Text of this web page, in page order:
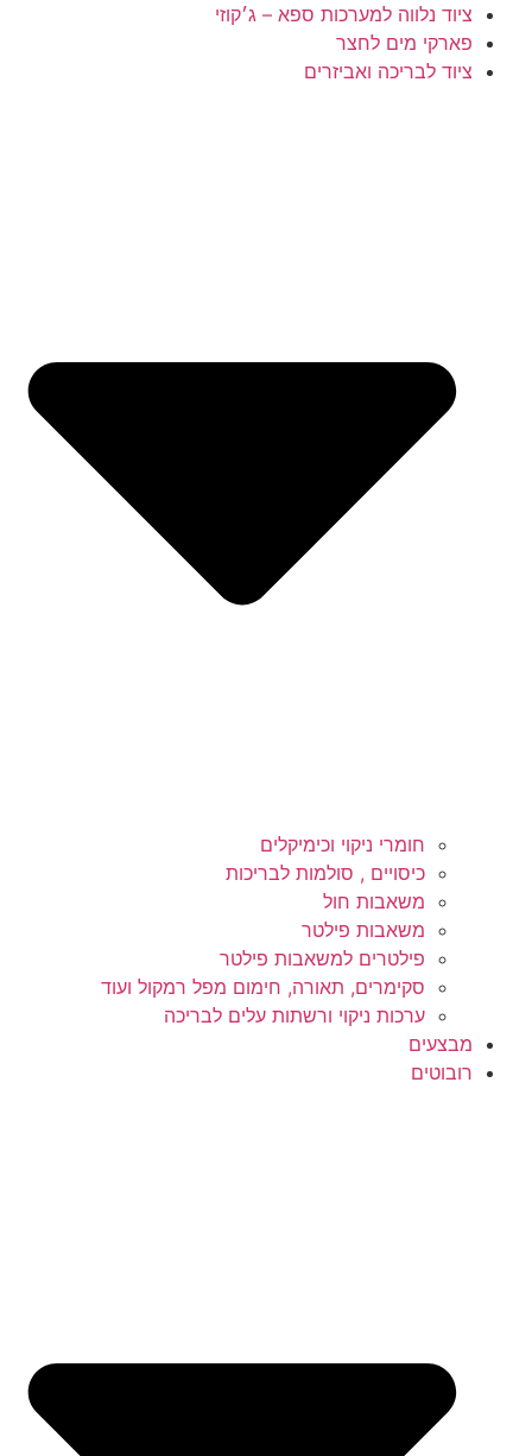
ציוד נלווה למערכות ספא – ג׳קוזי
פארקי מים לחצר
ציוד לבריכה ואביזרים
חומרי ניקוי וכימיקלים
כיסויים , סולמות לבריכות
משאבות חול
משאבות פילטר
פילטרים למשאבות פילטר
סקימרים, תאורה, חימום מפל רמקול ועוד
ערכות ניקוי ורשתות עלים לבריכה
מבצעים
רובוטים